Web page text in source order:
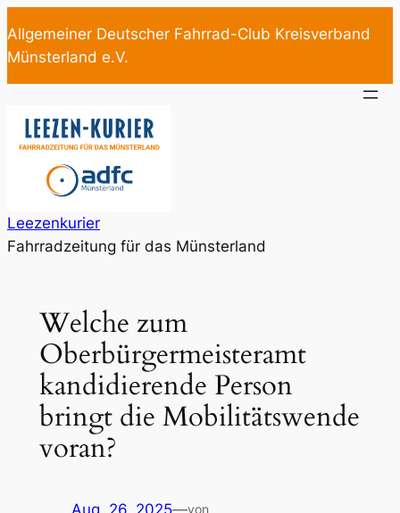
Inhalt
springen
Allgemeiner Deutscher Fahrrad-Club Kreisverband
Münsterland e.V.
Leezenkurier
Fahrradzeitung für das Münsterland
Welche zum
Oberbürgermeisteramt
kandidierende Person
bringt die Mobilitätswende
voran?
Aug. 26, 2025—von